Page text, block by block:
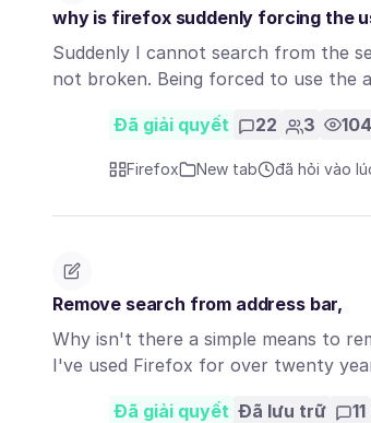
why is firefox suddenly forcing the
Suddenly I cannot search from the
not broken. Being forced to use the
Đã giải quyết 22 3
Firefox New tab đã hỏi vào
Remove search from address bar,
Why isn't there a simple means to
I've used Firefox for over twenty
Đã giải quyết Đã lưu trữ 11